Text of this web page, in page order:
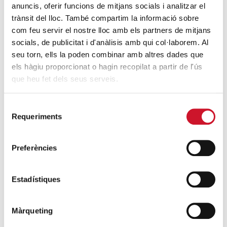
anuncis, oferir funcions de mitjans socials i analitzar el
trànsit del lloc. També compartim la informació sobre
com feu servir el nostre lloc amb els partners de mitjans
socials, de publicitat i d'anàlisis amb qui col·laborem. Al
seu torn, ells la poden combinar amb altres dades que
els hàgiu proporcionat o hagin recopilat a partir de l'ús
que heu fet dels seus serveis.
Requeriments
Preferències
Estadístiques
Màrqueting
DARRERES ENTRADES
Càritas expressa la seva preocupació per
la situació a Ceuta i fa una crida a la
protecció de la dignitat humana
Càritas Barcelona acompanya més de
extraordinari de regularització
La campana que canvia vides